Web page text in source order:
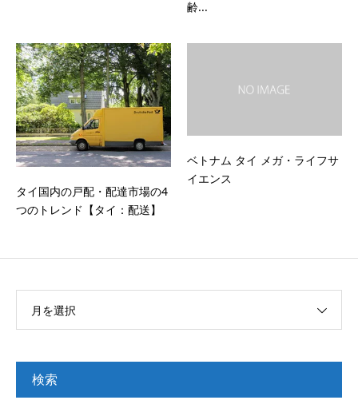
齢...
タイ国内の戸配・配達市場の4
つのトレンド【タイ：配送】
ベトナム タイ メガ・ライフサ
イエンス
月を選択
検索